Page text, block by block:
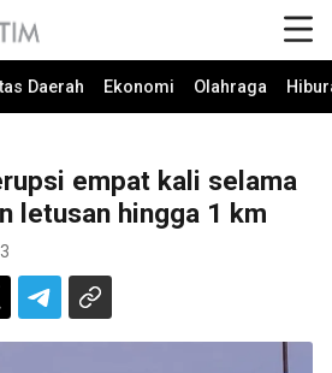
Daerah Ekonomi Olahraga
empat kali selama
letusan hingga 1 km